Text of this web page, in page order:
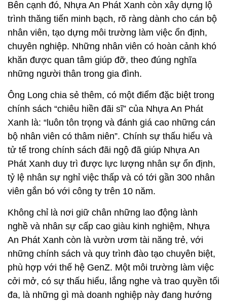
Bên cạnh đó, Nhựa An Phát Xanh còn xây dựng lộ
trình thăng tiến minh bạch, rõ ràng dành cho cán bộ
nhân viên, tạo dựng môi trường làm việc ổn định,
chuyên nghiệp. Những nhân viên có hoàn cảnh khó
khăn được quan tâm giúp đỡ, theo đúng nghĩa
những người thân trong gia đình.
Ông Long chia sẻ thêm, có một điểm đặc biệt trong
chính sách “chiêu hiền đãi sĩ” của Nhựa An Phát
Xanh là: “luôn tôn trọng và đánh giá cao những cán
bộ nhân viên có thâm niên”. Chính sự thấu hiểu và
tử tế trong chính sách đãi ngộ đã giúp Nhựa An
Phát Xanh duy trì được lực lượng nhân sự ổn định,
tỷ lệ nhân sự nghỉ việc thấp và có tới gần 300 nhân
viên gắn bó với công ty trên 10 năm.
Không chỉ là nơi giữ chân những lao động lành
nghề và nhân sự cấp cao giàu kinh nghiệm, Nhựa
An Phát Xanh còn là vườn ươm tài năng trẻ, với
những chính sách và quy trình đào tạo chuyên biệt,
phù hợp với thế hệ GenZ. Một môi trường làm việc
cởi mở, có sự thấu hiểu, lắng nghe và trao quyền tối
đa, là những gì mà doanh nghiệp này đang hướng